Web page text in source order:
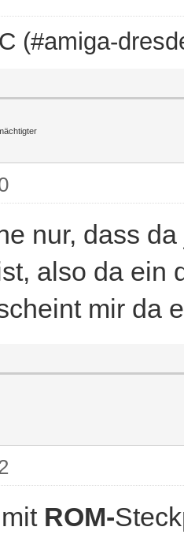
(#amiga-
nur, dass
also da ein
mir da
ROM-